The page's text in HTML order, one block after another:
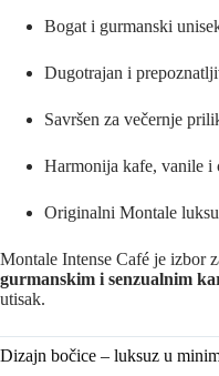
Bogat i gurmanski
Dugotrajan i
Savršen za večernje
Harmonija kafe, vanile i
Originalni Montale
Montale Intense Café je izbor
gurmanskim i senzualnim
utisak.
Dizajn bočice – luksuz u